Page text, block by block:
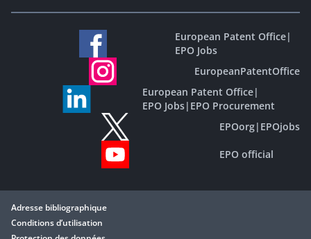
European Patent Office|
EPO Jobs
EuropeanPatentOffice
European Patent Office|
EPO Jobs| EPO Procurement
EPOorg| EPOjobs
EPO official
Adresse bibliographique
Conditions d’utilisation